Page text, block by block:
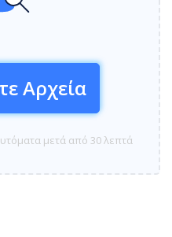
Αρχεία
μετά από 30 λεπτά